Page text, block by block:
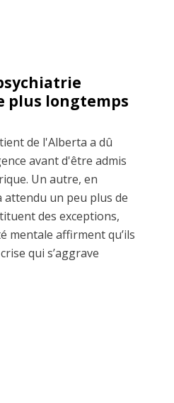
plus longtemps
de l'Alberta a dû
avant d'être admis
Un autre, en
un peu plus de
des exceptions,
mentale affirment qu’ils
qui s’aggrave